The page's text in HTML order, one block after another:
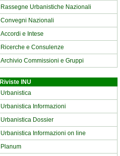
Rassegne Urbanistiche Nazionali
Convegni Nazionali
Accordi e Intese
Ricerche e Consulenze
Archivio Commissioni e Gruppi
Riviste INU
Urbanistica
Urbanistica Informazioni
Urbanistica Dossier
Urbanistica Informazioni on line
Planum